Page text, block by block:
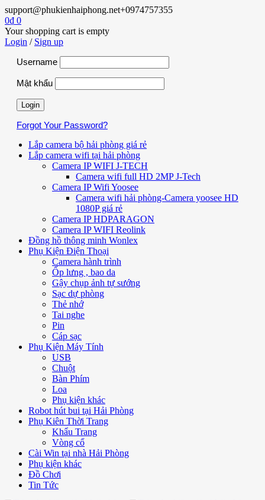
support@phukienhaiphong.net+0974757355
0₫ 0
Your shopping cart is empty
Login / Sign up
Username
Mật khẩu
Forgot Your Password?
Lắp camera bộ hải phòng giá rẻ
Lắp camera wifi tại hải phòng
Camera IP WIFI J-TECH
Camera wifi full HD 2MP J-Tech
Camera IP Wifi Yoosee
Camera wifi hải phòng-Camera yoosee HD
1080P giá rẻ
Camera IP HDPARAGON
Camera IP WIFI Reolink
Đồng hồ thông minh Wonlex
Phụ Kiện Điện Thoại
Camera hành trình
Ốp lưng , bao da
Gậy chụp ảnh tự sướng
Sạc dự phòng
Thẻ nhớ
Tai nghe
Pin
Cáp sạc
Phụ Kiện Máy Tính
USB
Chuột
Bàn Phím
Loa
Phụ kiện khác
Robot hút bui tại Hải Phòng
Phụ Kiên Thời Trang
Khẩu Trang
Vòng cổ
Cài Win tại nhà Hải Phòng
Phụ kiện khác
Đồ Chơi
Tin Tức